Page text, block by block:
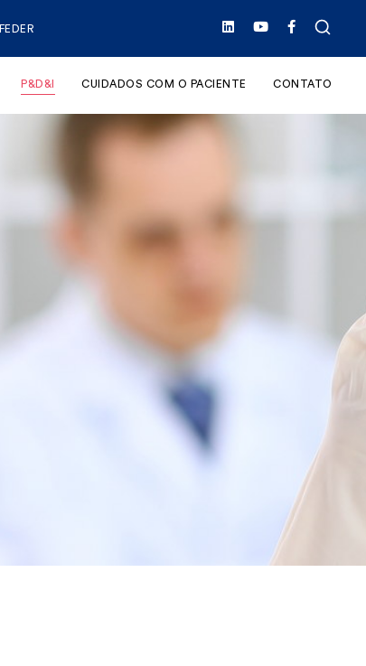
FEDER
P&D&I CUIDADOS COM O PACIENTE CONTATO